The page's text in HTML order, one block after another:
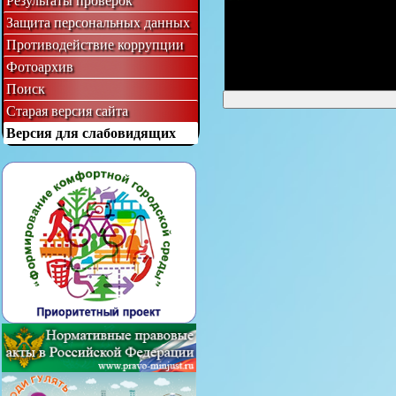
Защита персональных данных
Противодействие коррупции
Фотоархив
Поиск
Старая версия сайта
Версия для слабовидящих